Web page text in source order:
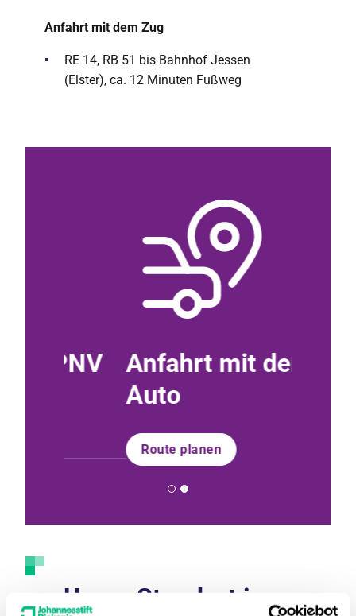
Anfahrt mit dem Zug
RE 14, RB 51 bis Bahnhof Jessen
(Elster), ca. 12 Minuten Fußweg
Anfahrt mit dem
Route planen